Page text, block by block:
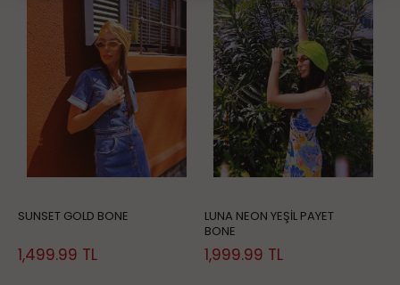
SUNSET GOLD BONE
1,499.99 TL
LUNA NEON YEŞİL PAYET
BONE
1,999.99 TL